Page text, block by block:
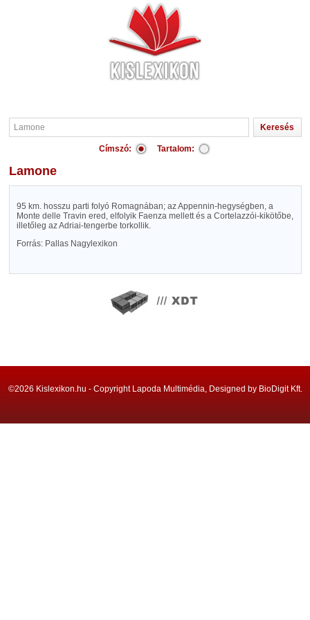
Címszó: Tartalom:
Lamone
95 km. hosszu parti folyó Romagnában; az Appennin-hegységben, a
Monte delle Travin ered, elfolyik Faenza mellett és a Cortelazzói-kikötőbe,
illetőleg az Adriai-tengerbe torkollik.
Forrás: Pallas Nagylexikon
©2026 Kislexikon.hu - Copyright Lapoda Multimédia, Designed by BioDigit Kft.